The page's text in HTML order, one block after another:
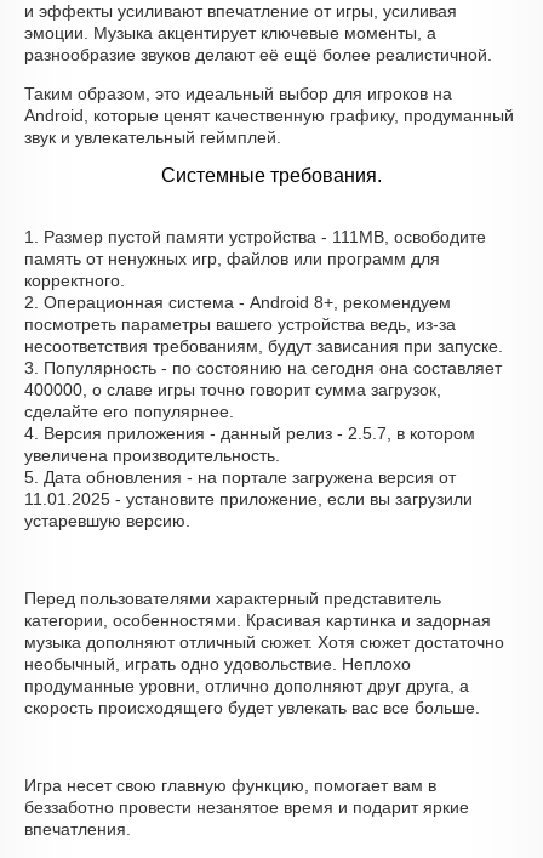
и эффекты усиливают впечатление от игры, усиливая
эмоции. Музыка акцентирует ключевые моменты, а
разнообразие звуков делают её ещё более реалистичной.
Таким образом, это идеальный выбор для игроков на
Android, которые ценят качественную графику, продуманный
звук и увлекательный геймплей.
Системные требования.
1. Размер пустой памяти устройства - 111MB, освободите
память от ненужных игр, файлов или программ для
корректного.
2. Операционная система - Android 8+, рекомендуем
посмотреть параметры вашего устройства ведь, из-за
несоответствия требованиям, будут зависания при запуске.
3. Популярность - по состоянию на сегодня она составляет
400000, о cлаве игры точно говорит сумма загрузок,
сделайте его популярнее.
4. Версия приложения - данный релиз - 2.5.7, в котором
увеличена производительность.
5. Дата обновления - на портале загружена версия от
11.01.2025 - установите приложение, если вы загрузили
устаревшую версию.
Перед пользователями характерный представитель
категории, особенностями. Красивая картинка и задорная
музыка дополняют отличный сюжет. Хотя сюжет достаточно
необычный, играть одно удовольствие. Неплохо
продуманные уровни, отлично дополняют друг друга, а
скорость происходящего будет увлекать вас все больше.
Игра несет свою главную функцию, помогает вам в
беззаботно провести незанятое время и подарит яркие
впечатления.